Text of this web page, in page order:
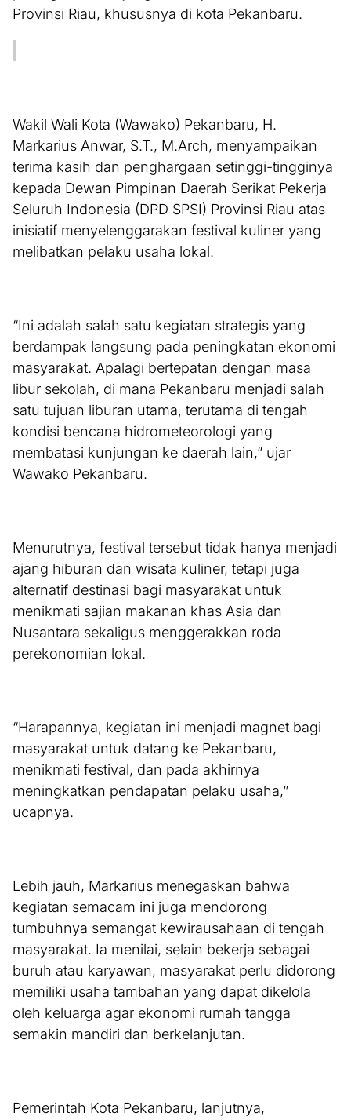
Provinsi Riau, khususnya di kota Pekanbaru.
Wakil Wali Kota (Wawako) Pekanbaru, H.
Markarius Anwar, S.T., M.Arch, menyampaikan
terima kasih dan penghargaan setinggi-tingginya
kepada Dewan Pimpinan Daerah Serikat Pekerja
Seluruh Indonesia (DPD SPSI) Provinsi Riau atas
inisiatif menyelenggarakan festival kuliner yang
melibatkan pelaku usaha lokal.
“Ini adalah salah satu kegiatan strategis yang
berdampak langsung pada peningkatan ekonomi
masyarakat. Apalagi bertepatan dengan masa
libur sekolah, di mana Pekanbaru menjadi salah
satu tujuan liburan utama, terutama di tengah
kondisi bencana hidrometeorologi yang
membatasi kunjungan ke daerah lain,” ujar
Wawako Pekanbaru.
Menurutnya, festival tersebut tidak hanya menjadi
ajang hiburan dan wisata kuliner, tetapi juga
alternatif destinasi bagi masyarakat untuk
menikmati sajian makanan khas Asia dan
Nusantara sekaligus menggerakkan roda
perekonomian lokal.
“Harapannya, kegiatan ini menjadi magnet bagi
masyarakat untuk datang ke Pekanbaru,
menikmati festival, dan pada akhirnya
meningkatkan pendapatan pelaku usaha,”
ucapnya.
Lebih jauh, Markarius menegaskan bahwa
kegiatan semacam ini juga mendorong
tumbuhnya semangat kewirausahaan di tengah
masyarakat. Ia menilai, selain bekerja sebagai
buruh atau karyawan, masyarakat perlu didorong
memiliki usaha tambahan yang dapat dikelola
oleh keluarga agar ekonomi rumah tangga
semakin mandiri dan berkelanjutan.
Pemerintah Kota Pekanbaru, lanjutnya,